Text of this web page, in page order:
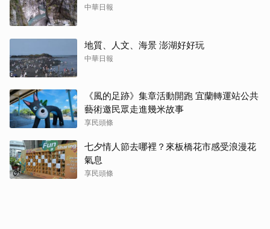
中華日報
地質、人文、海景 澎湖好好玩
中華日報
《風的足跡》集章活動開跑 宜蘭轉運站公共
藝術邀民眾走進幾米故事
享民頭條
七夕情人節去哪裡？來板橋花市感受浪漫花
氣息
享民頭條